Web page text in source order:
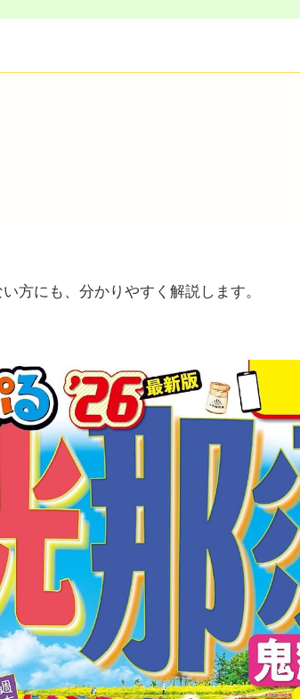
方にも、分かりやすく解説します。